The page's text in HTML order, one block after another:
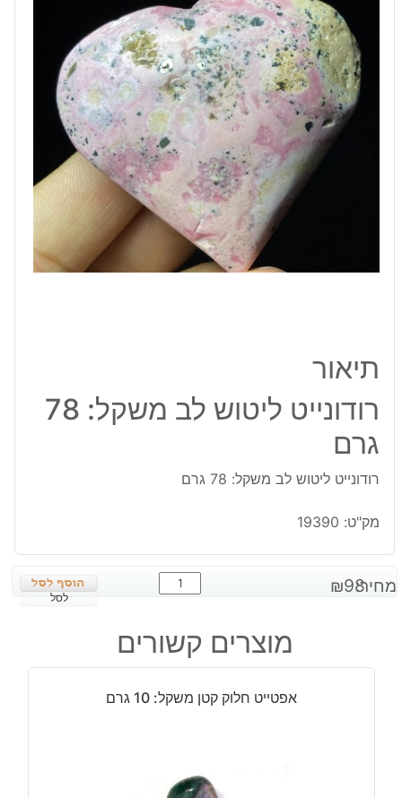
תיאור
רודונייט ליטוש לב משקל: 78
גרם
רודונייט ליטוש לב משקל: 78 גרם
מק"ט: 19390
מחיר: ₪98
כמות
של
ליטוש
לב
78
לסל
מוצרים קשורים
אפטייט חלוק קטן משקל: 10 גרם